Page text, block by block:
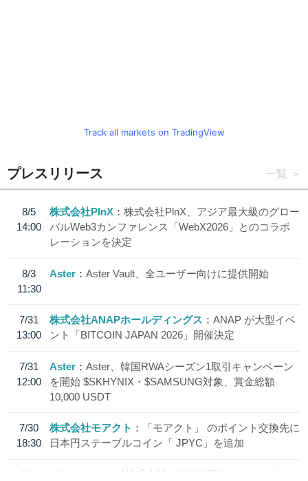
Track all markets on TradingView
プレスリリース 一覧
8/5
14:00
株式会社PlnX
株式会社PlnX、アジア最大級のグロー
バルWeb3カンファレンス「WebX2026」とのコラボ
レーションを決定
8/3
11:30
Aster Aster Vault、全ユーザー向けに提供開始
7/31
13:00
株式会社ANAPホールディングス
ANAP が大型イベ
ント「BITCOIN JAPAN 2026」開催決定
7/31
12:00
Aster
Aster、韓国RWAシーズン1取引キャンペーン
を開始 $SKHYNIX・$SAMSUNG対象、賞金総額
10,000 USDT
7/30
18:30
株式会社モアクト
「モアクト」 のポイント交換先に
日本円ステーブルコイン「 JPYC」を追加
7/29
SBI VCトレード株式会社
信託型円建てステーブル